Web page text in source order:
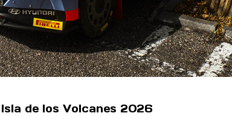
de los Volcanes 2026